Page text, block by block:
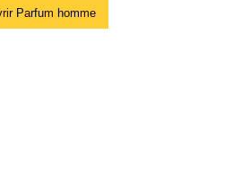
Parfum homme